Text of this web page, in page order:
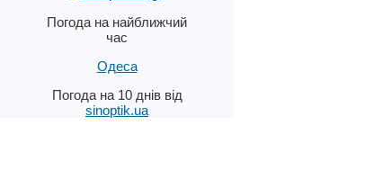
Погода на найближчий
час
Одеса
Погода на 10 днів від
sinoptik.ua